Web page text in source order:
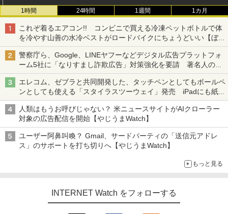
1時間 24時間 1週間 1カ月
これぞ着るエアコン!! コンビニで買える冷凍ペットボトルで体
を冷やす山善の水冷ベストがロードバイクにちょうどいい【ぼっ
ち・ざ・ろーど！その14】【空いた時間でなにしてる？】
警察庁ら、Google、LINEヤフーなどデジタル広告プラットフォ
ーム5社に「なりすまし詐欺広告」対策強化を要請 著名人の写
真や映像を使った投資詐欺などへの対策として
エレコム、ゼブラと共同開発した、タッチペンとしてもボールペ
ンとしても使える「スタイラスツーウェイ」発売 iPadにも紙に
も、持ち替えずに書き込める
人類はもうお呼びじゃない？ 米ニュースサイトがAIクローラー
対象の広告配信を開始【やじうまWatch】
ユーザー阿鼻叫喚？ Gmail、サードパーティの「送信元アドレ
ス」のサポートを打ち切りへ【やじうまWatch】
もっと見る
INTERNET Watch をフォローする